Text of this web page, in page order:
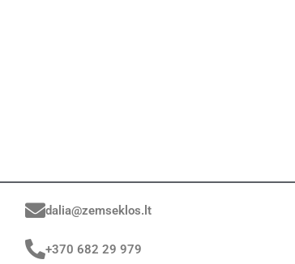
dalia@zemseklos.lt
+370 682 29 979